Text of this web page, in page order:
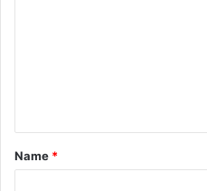
t
*
Name *